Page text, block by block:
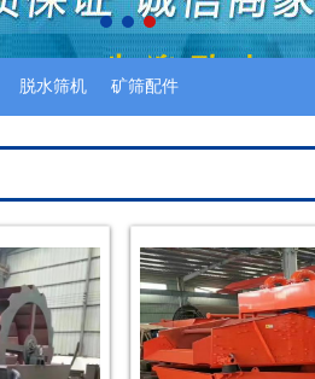
脱水筛机 矿筛配件